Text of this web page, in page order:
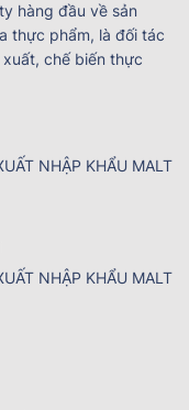
hàng đầu về sản
thực phẩm, là đối tác
chế biến thực